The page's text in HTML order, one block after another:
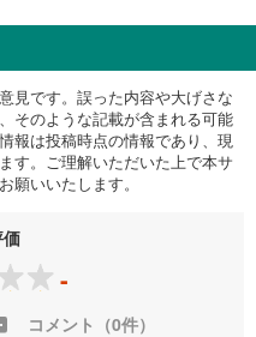
見です。誤った内容や大げさな
そのような記載が含まれる可能
報は投稿時点の情報であり、現
す。ご理解いただいた上で本サ
願いいたします。
-
コメント（0件）